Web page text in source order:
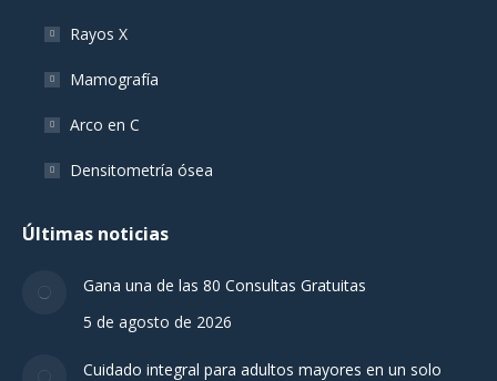
Rayos X
Mamografía
Arco en C
Densitometría ósea
Últimas noticias
Gana una de las 80 Consultas Gratuitas
5 de agosto de 2026
Cuidado integral para adultos mayores en un solo